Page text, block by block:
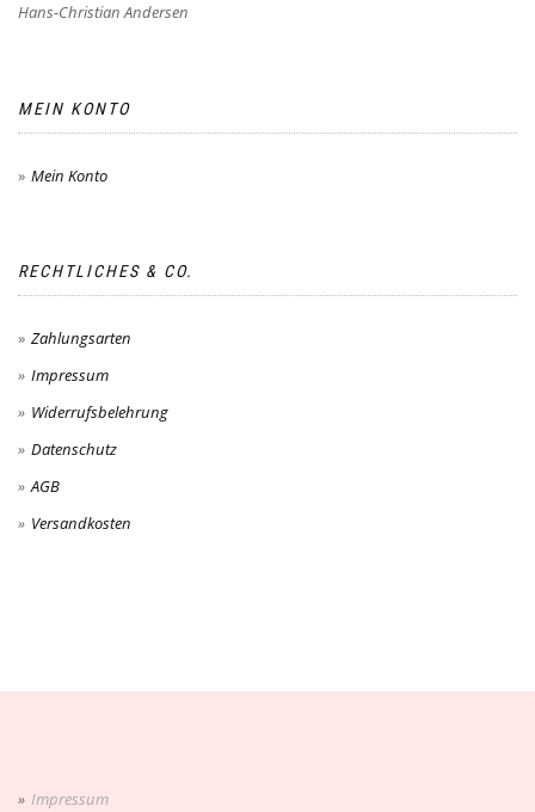
Hans-Christian Andersen
MEIN KONTO
Mein Konto
RECHTLICHES & CO.
Zahlungsarten
Impressum
Widerrufsbelehrung
Datenschutz
AGB
Versandkosten
Impressum